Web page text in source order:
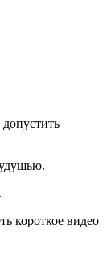
короткое видео